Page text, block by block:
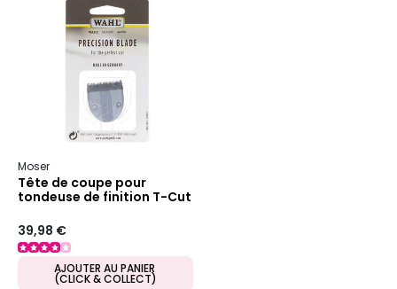
Moser
Tête de coupe pour
tondeuse de finition T-Cut
39,98 €
AJOUTER AU PANIER
(CLICK & COLLECT)